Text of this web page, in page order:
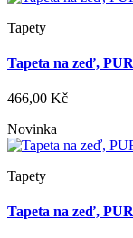
Tapety
Tapeta na zeď,
466,00 Kč
Novinka
Tapety
Tapeta na zeď,